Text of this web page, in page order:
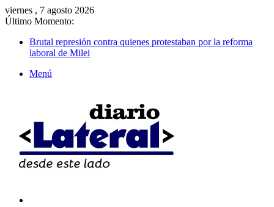
viernes , 7 agosto 2026
Último Momento:
Brutal represión contra quienes protestaban por la reforma
laboral de Milei
Menú